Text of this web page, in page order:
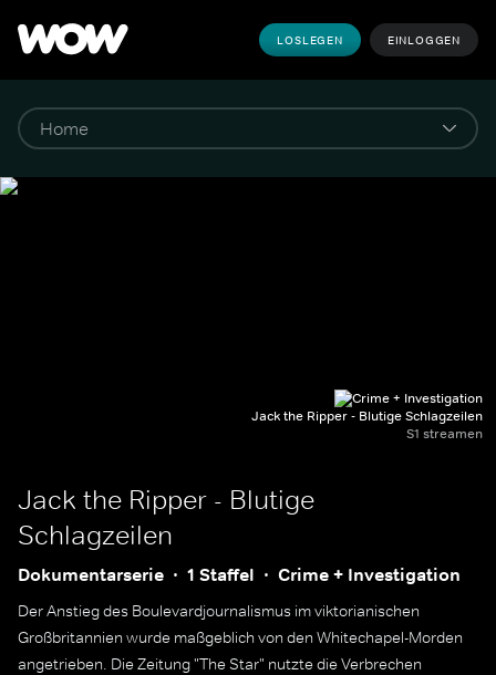
LOSLEGEN EINLOGGEN
Jack the Ripper - Blutige Schlagzeilen
S1 streamen
Jack the Ripper - Blutige
Schlagzeilen
Dokumentarserie 1 Staffel Crime + Investigation
Der Anstieg des Boulevardjournalismus im viktorianischen
Großbritannien wurde maßgeblich von den Whitechapel-Morden
angetrieben. Die Zeitung "The Star" nutzte die Verbrechen